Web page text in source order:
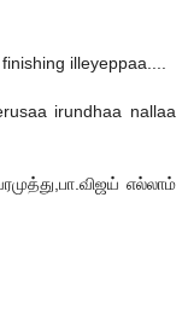
illeyeppaa....
irundhaa nallaa
எல்லாம்